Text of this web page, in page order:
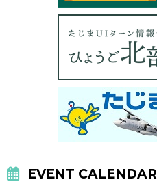
EVENT CALENDAR